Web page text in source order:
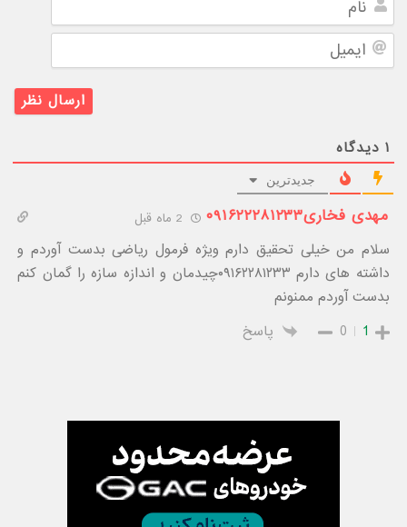
ایمیل
۱ دیدگاه
جدیدترین
مهدی فخاری۰۹۱۶۲۲۲۸۱۲۳۳
سلام من خیلی تحقیق دارم ویژه فرمول ریاضی بدست آوردم و
داشته های دارم ۰۹۱۶۲۲۸۱۲۳۳چیدمان و اندازه سازه را گمان کنم
بدست آوردم ممنونم
1
0 پاسخ